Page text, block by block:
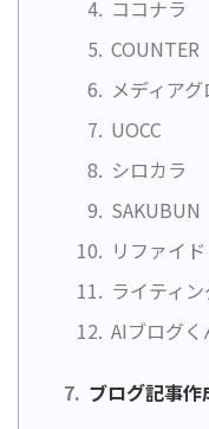
ココナラ
COUNTER
メディアグ
UOCC
シロカラ
SAKUBUN
リファイド
ライティ
AIブログく
ブログ記事